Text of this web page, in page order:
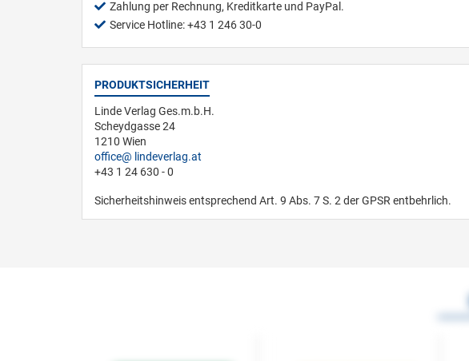
Zahlung per Rechnung, Kreditkarte und PayPal.
Service Hotline: +43 1 246 30-0
PRODUKTSICHERHEIT
Linde Verlag Ges.m.b.H.
Scheydgasse 24
1210 Wien
office
lindeverlag.at
+43 1 24 630 - 0
Sicherheitshinweis entsprechend Art. 9 Abs. 7 S. 2 der GPSR entbehrlich.